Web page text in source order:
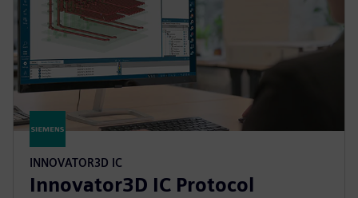
INNOVATOR3D IC
Innovator3D IC Protocol